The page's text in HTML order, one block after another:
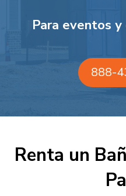
Para eventos
888-
Renta un